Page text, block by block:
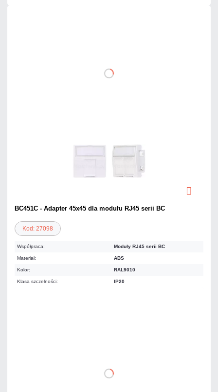
BC451C - Adapter 45x45 dla modułu RJ45 serii BC
Kod: 27098
Współpraca: Moduły RJ45 serii BC
Materiał: ABS
Kolor: RAL9010
Klasa szczelności: IP20